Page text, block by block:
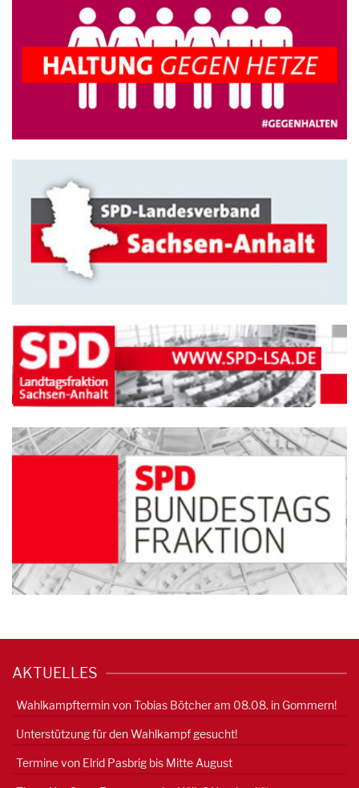
AKTUELLES
Wahlkampftermin von Tobias Bötcher am 08.08. in Gommern!
Unterstützung für den Wahlkampf gesucht!
Termine von Elrid Pasbrig bis Mitte August